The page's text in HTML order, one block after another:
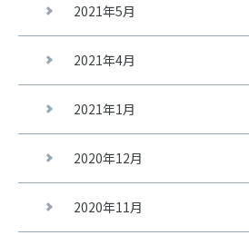
2021年5月
2021年4月
2021年1月
2020年12月
2020年11月